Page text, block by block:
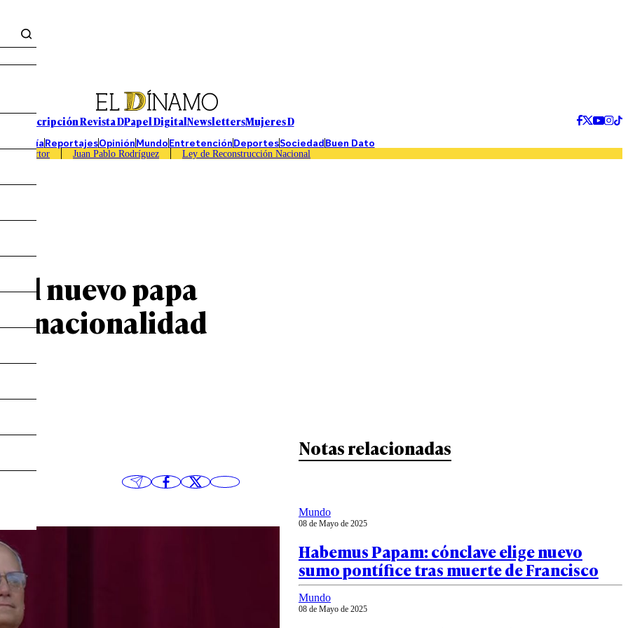
Suscripción Revista DPapel DigitalNewslettersMujeres D
EconomíaReportajesOpiniónMundoEntretenciónDeportesSociedadBuen Dato
Caso Sartor Juan Pablo Rodríguez Ley de Reconstrucción Nacional
el nuevo papa
nacionalidad
Notas relacionadas
Mundo
08 de Mayo de 2025
Habemus Papam: cónclave elige nuevo
sumo pontífice tras muerte de Francisco
Mundo
08 de Mayo de 2025